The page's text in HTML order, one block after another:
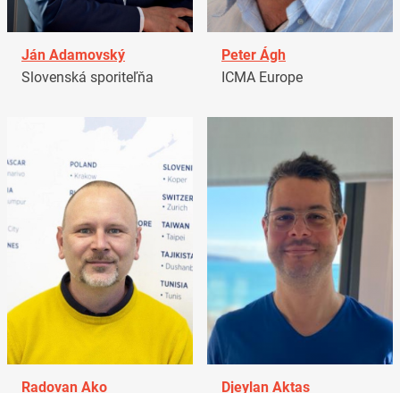
Ján Adamovský
Slovenská sporiteľňa
Peter Ágh
ICMA Europe
Radovan Ako
Djeylan Aktas